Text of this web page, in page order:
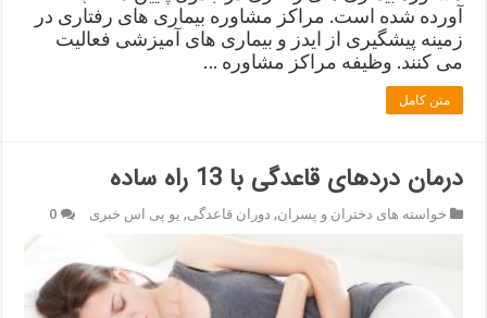
آورده شده است. مراکز مشاوره بیماری های رفتاری در
زمینه پیشگیری از ایدز و بیماری های آمیزشی فعالیت
می کنند. وظیفه مراکز مشاوره …
متن کامل
درمان دردهای قاعدگی با 13 راه ساده
خواسته های دختران و پسران, دوران قاعدگی, یو پی اس خبری 0